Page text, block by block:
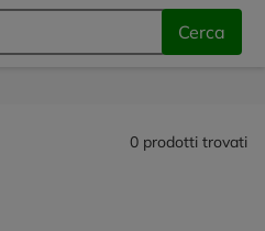
Cerca
0 prodotti trovati